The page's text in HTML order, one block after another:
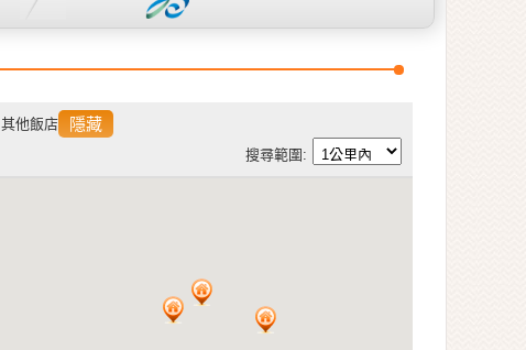
其他飯店 隱藏
搜尋範圍: